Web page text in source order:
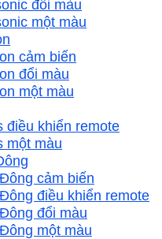
đổi màu
một màu
cảm biến
đổi màu
một màu
điều khiển remote
một màu
cảm biến
điều khiển remote
đổi màu
một màu